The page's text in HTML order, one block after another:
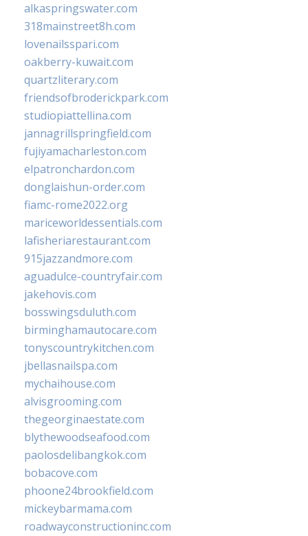
alkaspringswater.com
318mainstreet8h.com
lovenailsspari.com
oakberry-kuwait.com
quartzliterary.com
friendsofbroderickpark.com
studiopiattellina.com
jannagrillspringfield.com
fujiyamacharleston.com
elpatronchardon.com
donglaishun-order.com
fiamc-rome2022.org
mariceworldessentials.com
lafisheriarestaurant.com
915jazzandmore.com
aguadulce-countryfair.com
jakehovis.com
bosswingsduluth.com
birminghamautocare.com
tonyscountrykitchen.com
jbellasnailspa.com
mychaihouse.com
alvisgrooming.com
thegeorginaestate.com
blythewoodseafood.com
paolosdelibangkok.com
bobacove.com
phoone24brookfield.com
mickeybarmama.com
roadwayconstructioninc.com